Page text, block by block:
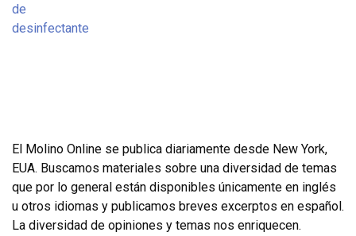
El Molino Online se publica diariamente desde New York,
EUA. Buscamos materiales sobre una diversidad de temas
que por lo general están disponibles únicamente en inglés
u otros idiomas y publicamos breves excerptos en español.
La diversidad de opiniones y temas nos enriquecen.